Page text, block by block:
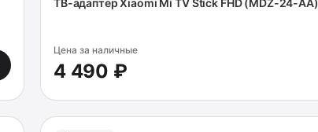
ТВ-адаптер Xiaomi Mi TV Stick FHD (MDZ-24-AA)
Цена за наличные
4 490 ₽